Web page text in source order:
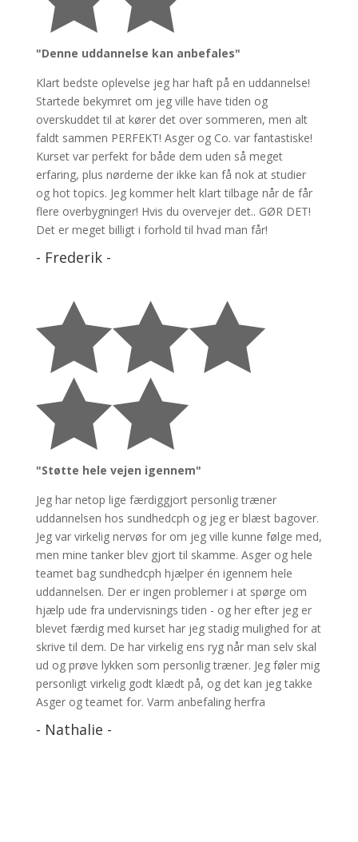
"Denne uddannelse kan anbefales"
Klart bedste oplevelse jeg har haft på en uddannelse!
Startede bekymret om jeg ville have tiden og
overskuddet til at kører det over sommeren, men alt
faldt sammen PERFEKT! Asger og Co. var fantastiske!
Kurset var perfekt for både dem uden så meget
erfaring, plus nørderne der ikke kan få nok at studier
og hot topics. Jeg kommer helt klart tilbage når de får
flere overbygninger! Hvis du overvejer det.. GØR DET!
Det er meget billigt i forhold til hvad man får!
- Frederik -


"Støtte hele vejen igennem"
Jeg har netop lige færdiggjort personlig træner
uddannelsen hos sundhedcph og jeg er blæst bagover.
Jeg var virkelig nervøs for om jeg ville kunne følge med,
men mine tanker blev gjort til skamme. Asger og hele
teamet bag sundhedcph hjælper én igennem hele
uddannelsen. Der er ingen problemer i at spørge om
hjælp ude fra undervisnings tiden - og her efter jeg er
blevet færdig med kurset har jeg stadig mulighed for at
skrive til dem. De har virkelig ens ryg når man selv skal
ud og prøve lykken som personlig træner. Jeg føler mig
personligt virkelig godt klædt på, og det kan jeg takke
Asger og teamet for. Varm anbefaling herfra
- Nathalie -